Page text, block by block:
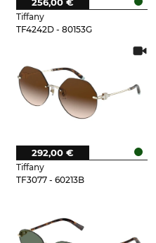
Tiffany
TF4242D - 80153G
Tiffany
TF3077 - 60213B
292,00 €